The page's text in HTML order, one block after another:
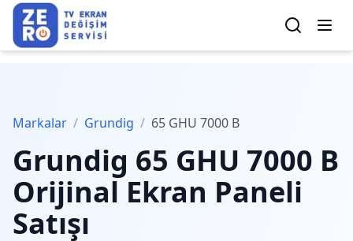
Markalar / Grundig / 65 GHU 7000 B
Grundig 65 GHU 7000 B
Orijinal Ekran Paneli
Satışı